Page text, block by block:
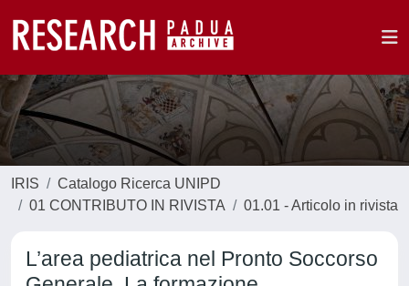
IRIS
Catalogo Ricerca UNIPD
01 CONTRIBUTO IN RIVISTA
01.01 - Articolo in rivista
L’area pediatrica nel Pronto Soccorso